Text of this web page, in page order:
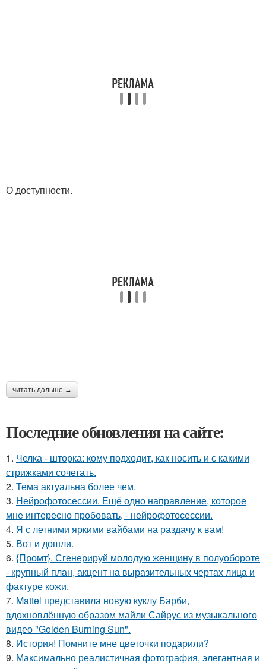
О доступности.
читать дальше →
Последние обновления на сайте:
1. Челка - шторка: кому подходит, как носить и с какими
стрижками сочетать.
2. Тема актуальна более чем.
3. Нейрофотосессии. Ещё одно направление, которое
мне интересно пробовать, - нейрофотосессии.
4. Я с летними яркими вайбами на раздачу к вам!
5. Вот и дошли.
6. {Промт}. Сгенерируй молодую женщину в полуобороте
- крупный план, акцент на выразительных чертах лица и
фактуре кожи.
7. Mattel представила новую куклу Барби,
вдохновлённую образом майли Сайрус из музыкального
видео "Golden Burning Sun".
8. История! Помните мне цветочки подарили?
9. Максимально реалистичная фотография, элегантная и